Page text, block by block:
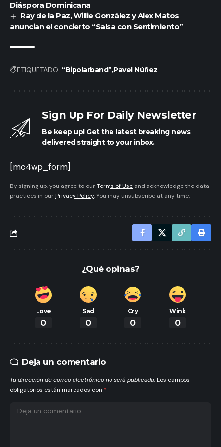
Diáspora Dominicana
Ray de la Paz, Willie González y Alex Matos
anuncian el concierto “Salsa con Sentimiento”
ETIQUETADO: “Bipolarband” Pavel Núñez
Sign Up For Daily Newsletter
Be keep up! Get the latest breaking news
delivered straight to your inbox.
[mc4wp_form]
By signing up, you agree to ourTerms of Use and acknowledge the data
practices in our Privacy Policy. You may unsubscribe at any time.
¿Qué opinas?
Love
0
Sad
0
Cry
0
Wink
0
Deja un comentario
Tu dirección de correo electrónico no será publicada. Los campos
obligatorios están marcados con *